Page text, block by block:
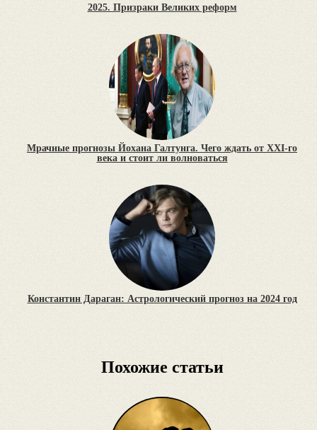
2025. Призраки Великих реформ
Мрачные прогнозы Йохана Галтунга. Чего ждать от XXI-го
века и стоит ли волноваться
Константин Дараган: Астрологический прогноз на 2024 год
Похожие статьи